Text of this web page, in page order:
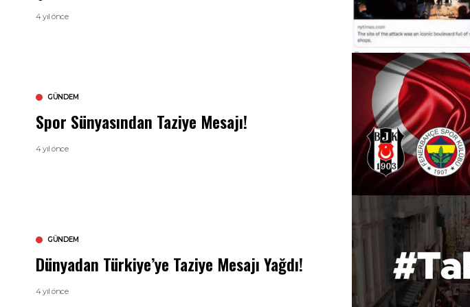
4 yıl önce
GÜNDEM
Spor Sünyasından Taziye Mesajı!
4 yıl önce
GÜNDEM
Dünyadan Türkiye’ye Taziye Mesajı Yağdı!
4 yıl önce